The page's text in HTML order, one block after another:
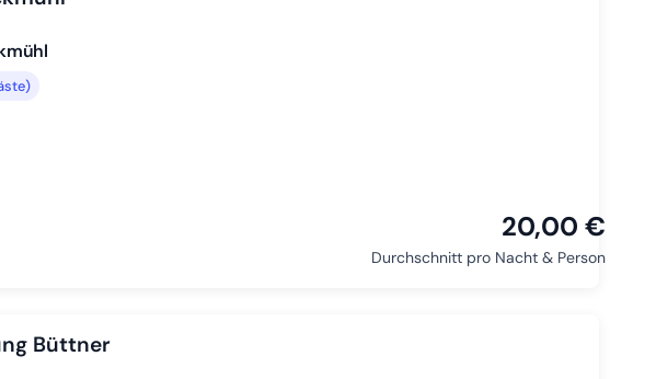
20,00 €
Durchschnitt pro Nacht & Person
Büttner